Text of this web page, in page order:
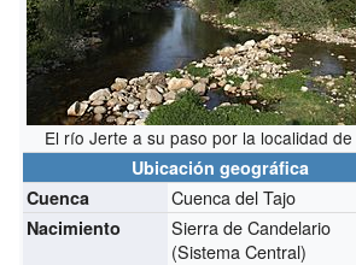
El río Jerte a su paso por la localidad de
Ubicación geográfica
Cuenca
Cuenca del Tajo
Nacimiento
Sierra de Candelario
(Sistema Central)